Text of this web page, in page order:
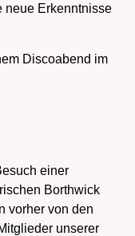
neue Erkenntnisse
Discoabend im
einer
Borthwick
vorher von den
unserer